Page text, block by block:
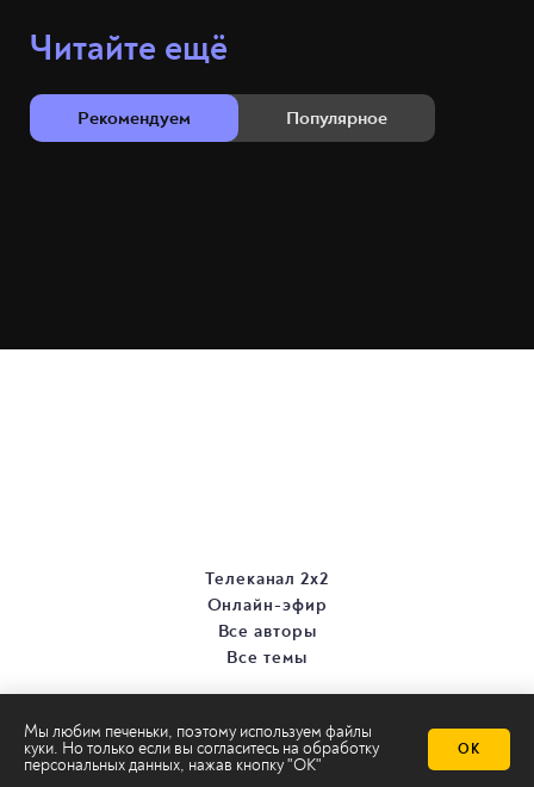
Читайте ещё
Рекомендуем Популярное
Мы любим печеньки, поэтому используем файлы
куки. Но только если вы согласитесь на обработку
персональных данных, нажав кнопку "ОК"
ОК
Телеканал 2х2
Онлайн-эфир
Все авторы
Все темы